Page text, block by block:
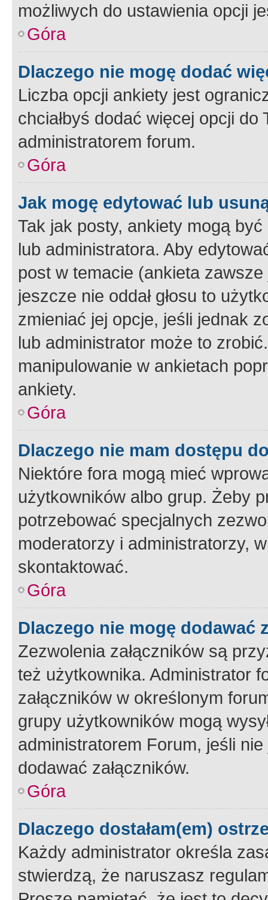
możliwych do ustawienia opcji
Góra
Dlaczego nie mogę dodać
Liczba opcji ankiety jest
chciałbyś dodać więcej opcji
administratorem forum.
Góra
Jak mogę edytować lub
Tak jak posty, ankiety mogą
lub administratora. Aby
post w temacie (ankieta
jeszcze nie oddał głosu to
zmieniać jej opcje, jeśli jednak
lub administrator może to
manipulowanie w ankietach
ankiety.
Góra
Dlaczego nie mam dostępu
Niektóre fora mogą mieć
użytkowników albo grup. Żeby
potrzebować specjalnych
moderatorzy i administratorzy,
skontaktować.
Góra
Dlaczego nie mogę dodawać
Zezwolenia załączników są
też użytkownika. Administrator
załączników w określonym
grupy użytkowników mogą
administratorem Forum, jeśli
dodawać załączników.
Góra
Dlaczego dostałam(em)
Każdy administrator określa
stwierdzą, że naruszasz